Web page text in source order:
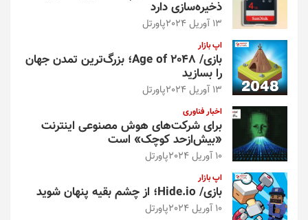
ذخیره‌سازی دارد
13 آوریل 2024 پاورتل
اپ بازار
بازی/ Age of 2048؛ بزرگ‌ترین تمدن جهان
را بسازید
13 آوریل 2024 پاورتل
اخبار فناوری
برای شرکت‌های هوش مصنوعی اینترنت
«بیش‌از‌حد کوچک» است
10 آوریل 2024 پاورتل
اپ بازار
بازی/ Hide.io؛ از چشم بقیه پنهان شوید
10 آوریل 2024 پاورتل